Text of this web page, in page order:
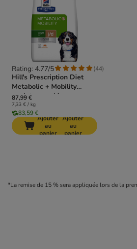
Rating: 4.77/5 (44)
Hill's Prescription Diet
Metabolic + Mobility
poulet pour chien
87,99 €
7,33 € / kg
83,59 €
Ajouter
au
panier
Ajouter
au
panier
*La remise de 15 % sera appliquée lors de la